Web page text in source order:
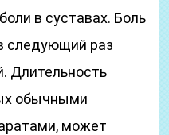
в суставах. Боль
следующий раз
Длительность
обычными
может